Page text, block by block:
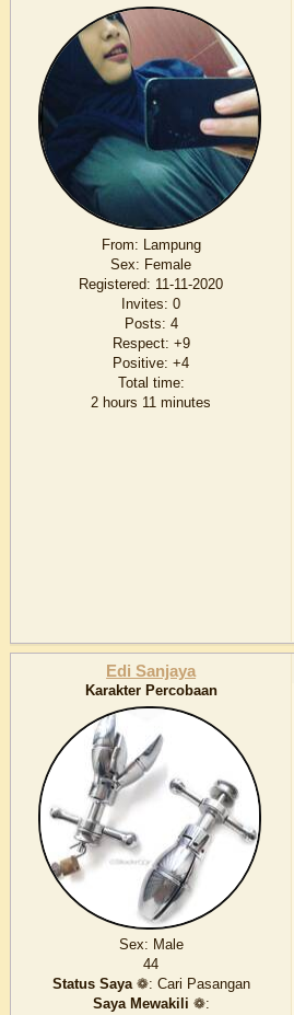
From: Lampung
Sex: Female
Registered: 11-11-2020
Invites: 0
Posts: 4
Respect: +9
Positive: +4
Total time:
2 hours 11 minutes
Edi Sanjaya
Karakter Percobaan
Sex: Male
44
Status Saya❁: Cari Pasangan
Saya Mewakili ❁: